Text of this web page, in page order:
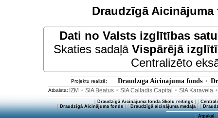
Draudzīgā
Dati no Valsts izglītības
Skaties sadaļā Vispārējā
Centralizēto
Projektu realizē: Draudzīgā Aicinājuma fonds •
Atbalsta: IZM • SIA Beatus • SIA Calladis Capital • SIA Karavela •
[ Draudzīgā Aicinājuma fonda Skolu reitings] [
[Draudzīgā Aicinājuma fonds] [Draudzīgā aicinājuma medaļa] [
[Atpakaļ]